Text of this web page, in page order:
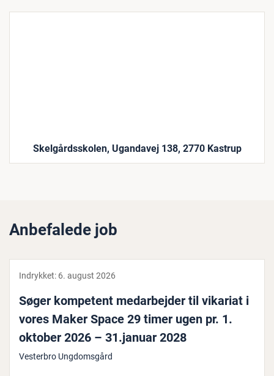
Skelgårdsskolen, Ugandavej 138, 2770 Kastrup
Anbefalede job
Indrykket: 6. august 2026
Søger kompetent me­d­ar­bej­der til vikariat i
vores Maker Space 29 timer ugen pr. 1.
oktober 2026 – 31.januar 2028
Vesterbro Ungdomsgård